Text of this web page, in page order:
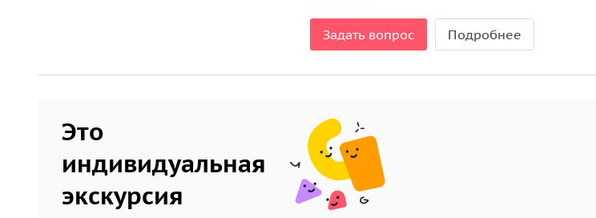
На протяжении всего путешествия вас сопровождают профессиональная команда,
Этот тур создан для тех, кто хочет увидеть максимум за один день — без спешки, с
ощущением настоящей эксклюзивности.
Задать вопрос Подробнее
Это
индивидуальная
экскурсия